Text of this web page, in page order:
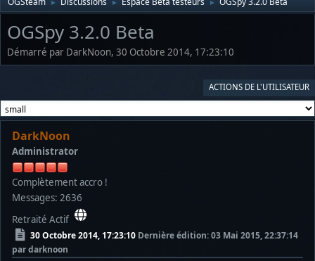
► ► ►
OGSpy 3.2.0 Beta
Démarré par DarkNoon, 30 Octobre 2014, 17:23:10
ACTIONS DE L'UTILISATEUR
DarkNoon
Administrator
Complètement accro !
Messages: 2636
Retraité Actif
30 Octobre 2014, 17:23:10 Dernière édition: 03 Mai 2015, 22:37:14
par darknoon